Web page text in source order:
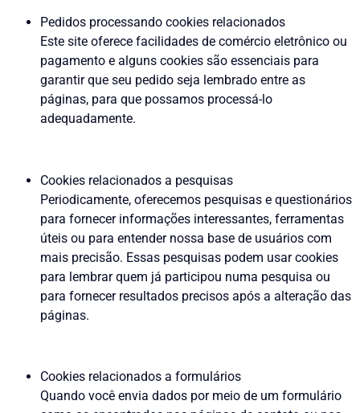
Pedidos processando cookies relacionados
Este site oferece facilidades de comércio eletrônico ou
pagamento e alguns cookies são essenciais para
garantir que seu pedido seja lembrado entre as
páginas, para que possamos processá-lo
adequadamente.
Cookies relacionados a pesquisas
Periodicamente, oferecemos pesquisas e questionários
para fornecer informações interessantes, ferramentas
úteis ou para entender nossa base de usuários com
mais precisão. Essas pesquisas podem usar cookies
para lembrar quem já participou numa pesquisa ou
para fornecer resultados precisos após a alteração das
páginas.
Cookies relacionados a formulários
Quando você envia dados por meio de um formulário